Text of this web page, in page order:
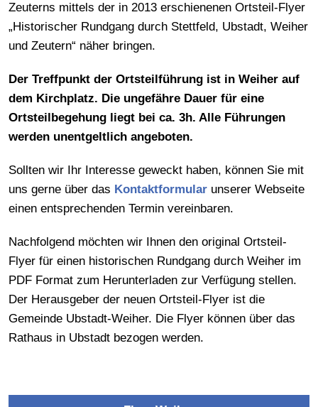
Zeuterns mittels der in 2013 erschienenen Ortsteil-Flyer
„Historischer Rundgang durch Stettfeld, Ubstadt, Weiher
und Zeutern“ näher bringen.
Der Treffpunkt der Ortsteilführung ist in Weiher auf
dem Kirchplatz. Die ungefähre Dauer für eine
Ortsteilbegehung liegt bei ca. 3h. Alle Führungen
werden unentgeltlich angeboten.
Sollten wir Ihr Interesse geweckt haben, können Sie mit
uns gerne über das Kontaktformular unserer Webseite
einen entsprechenden Termin vereinbaren.
Nachfolgend möchten wir Ihnen den original Ortsteil-
Flyer für einen historischen Rundgang durch Weiher im
PDF Format zum Herunterladen zur Verfügung stellen.
Der Herausgeber der neuen Ortsteil-Flyer ist die
Gemeinde Ubstadt-Weiher. Die Flyer können über das
Rathaus in Ubstadt bezogen werden.